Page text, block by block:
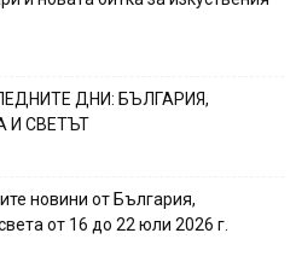
ДНИ: БЪЛГАРИЯ,
И СВЕТЪТ
новини от България,
от 16 до 22 юли 2026 г.